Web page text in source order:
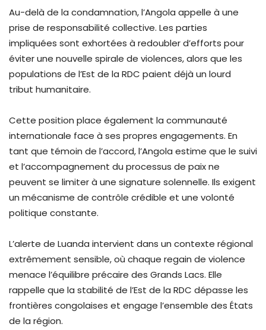
Au-delà de la condamnation, l’Angola appelle à une
prise de responsabilité collective. Les parties
impliquées sont exhortées à redoubler d’efforts pour
éviter une nouvelle spirale de violences, alors que les
populations de l’Est de la RDC paient déjà un lourd
tribut humanitaire.
Cette position place également la communauté
internationale face à ses propres engagements. En
tant que témoin de l’accord, l’Angola estime que le suivi
et l’accompagnement du processus de paix ne
peuvent se limiter à une signature solennelle. Ils exigent
un mécanisme de contrôle crédible et une volonté
politique constante.
L’alerte de Luanda intervient dans un contexte régional
extrêmement sensible, où chaque regain de violence
menace l’équilibre précaire des Grands Lacs. Elle
rappelle que la stabilité de l’Est de la RDC dépasse les
frontières congolaises et engage l’ensemble des États
de la région.